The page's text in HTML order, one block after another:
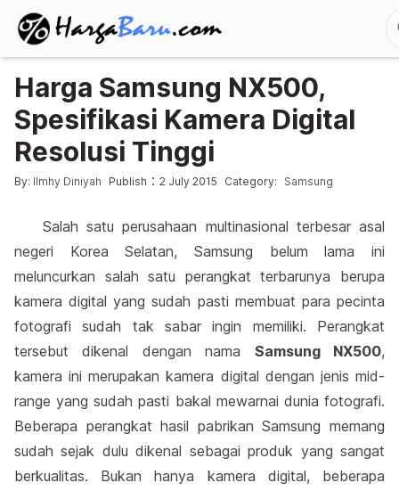
Harga Samsung NX500,
Spesifikasi Kamera Digital
Resolusi Tinggi
Posted by
By: Ilmhy Diniyah Publish : 2 July 2015 Posted in
Category: Samsung
Salah satu perusahaan multinasional terbesar asal
negeri Korea Selatan, Samsung belum lama ini
meluncurkan salah satu perangkat terbarunya berupa
kamera digital yang sudah pasti membuat para pecinta
fotografi sudah tak sabar ingin memiliki. Perangkat
tersebut dikenal dengan nama Samsung NX500,
kamera ini merupakan kamera digital dengan jenis mid-
range yang sudah pasti bakal mewarnai dunia fotografi.
Beberapa perangkat hasil pabrikan Samsung memang
sudah sejak dulu dikenal sebagai produk yang sangat
berkualitas. Bukan hanya kamera digital, beberapa